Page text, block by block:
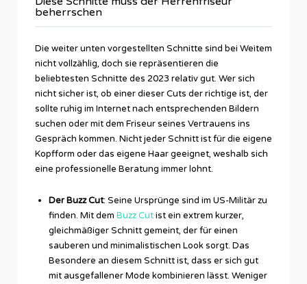
beherrschen
Die weiter unten vorgestellten Schnitte sind bei Weitem
nicht vollzählig, doch sie repräsentieren die
beliebtesten Schnitte des 2023 relativ gut. Wer sich
nicht sicher ist, ob einer dieser Cuts der richtige ist, der
sollte ruhig im Internet nach entsprechenden Bildern
suchen oder mit dem Friseur seines Vertrauens ins
Gespräch kommen. Nicht jeder Schnitt ist für die eigene
Kopfform oder das eigene Haar geeignet, weshalb sich
eine professionelle Beratung immer lohnt.
Der Buzz Cut: Seine Ursprünge sind im US-Militär zu
finden. Mit dem Buzz Cutist ein extrem kurzer,
gleichmäßiger Schnitt gemeint, der für einen
sauberen und minimalistischen Look sorgt. Das
Besondere an diesem Schnitt ist, dass er sich gut
mit ausgefallener Mode kombinieren lässt. Weniger